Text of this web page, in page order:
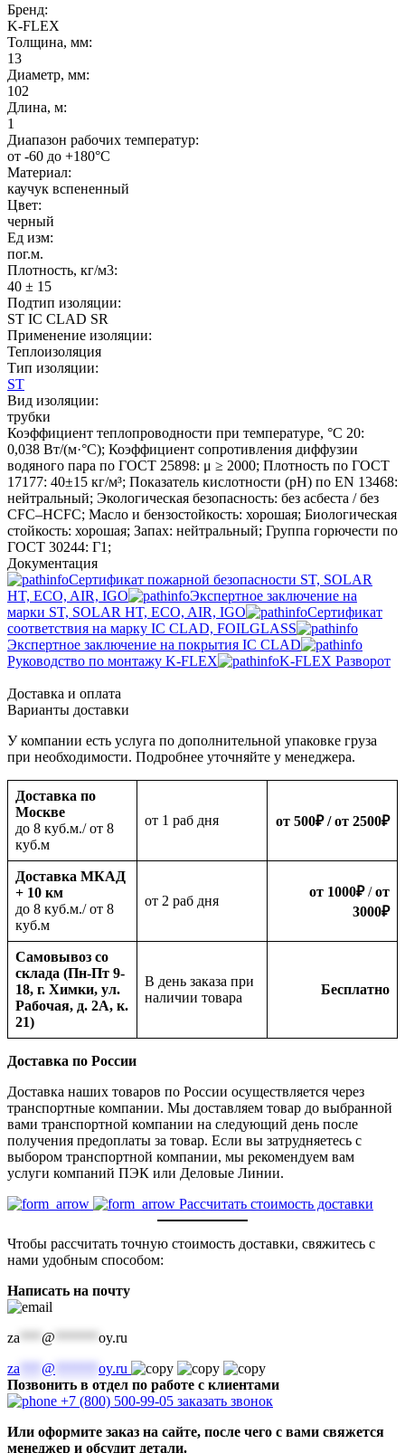
Бренд:
K-FLEX
Толщина, мм:
13
Диаметр, мм:
102
Длина, м:
1
Диапазон рабочих температур:
от -60 до +180°C
Материал:
каучук вспененный
Цвет:
черный
Ед изм:
пог.м.
Плотность, кг/м3:
40 ± 15
Подтип изоляции:
ST IC CLAD SR
Применение изоляции:
Теплоизоляция
Тип изоляции:
ST
Вид изоляции:
трубки
Коэффициент теплопроводности при температуре, °C 20:
0,038 Вт/(м·°C); Коэффициент сопротивления диффузии
водяного пара по ГОСТ 25898: μ ≥ 2000; Плотность по ГОСТ
17177: 40±15 кг/м³; Показатель кислотности (pH) по EN 13468:
нейтральный; Экологическая безопасность: без асбеста / без
CFC–HCFC; Масло и бензостойкость: хорошая; Биологическая
стойкость: хорошая; Запах: нейтральный; Группа горючести по
ГОСТ 30244: Г1;
Документация
Сертификат пожарной безопасности ST, SOLAR
HT, ECO, AIR, IGO
Экспертное заключение на
марки ST, SOLAR HT, ECO, AIR, IGO
Сертификат
соответствия на марку IC CLAD, FOILGLASS
Экспертное заключение на покрытия IC CLAD
Руководство по монтажу K-FLEX
K-FLEX Разворот
Доставка и оплата
Варианты доставки
У компании есть услуга по дополнительной упаковке груза
при необходимости. Подробнее уточняйте у менеджера.
Доставка по
Москве
до 8 куб.м./ от 8
куб.м
oт 1 раб дня от 500₽/ от 2500₽
Доставка МКАД
+ 10 км
до 8 куб.м./ от 8
куб.м
oт 2 раб дня
от 1000₽/от
3000₽
Самовывоз со
склада (Пн-Пт 9-
18, г. Химки, ул.
Рабочая, д. 2А, к.
21)
В день заказа при
наличии товара
Бесплатно
Доставка по России
Доставка наших товаров по России осуществляется через
транспортные компании. Мы доставляем товар до выбранной
вами транспортной компании на следующий день после
получения предоплаты за товар. Если вы затрудняетесь с
выбором транспортной компании, мы рекомендуем вам
услуги компаний ПЭК или Деловые Линии.
Рассчитать стоимость доставки
Чтобы рассчитать точную стоимость доставки, свяжитесь с
нами удобным способом:
Написать на почту
za @
oy.ru
za
@
oy.ru
Позвонить в отдел по работе с клиентами
+7 (800) 500-99-05 заказать звонок
Или оформите заказ на сайте, после чего с вами свяжется
менеджер и обсудит детали.